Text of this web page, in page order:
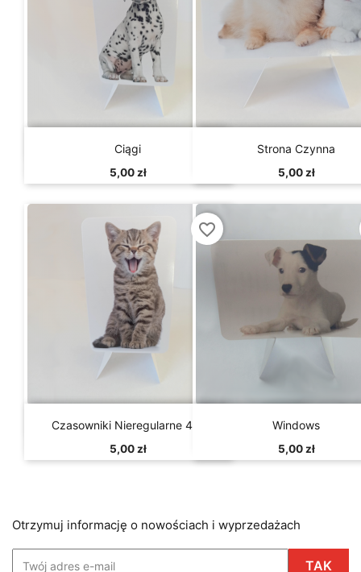
Szybki podgląd
Ciągi
5,00 zł
Szybki podgląd
Strona Czynna
5,00 zł
Szybki podgląd
Czasowniki Nieregularne 4/4
5,00 zł
favorite_border
Szybki podgląd
Windows
5,00 zł
Otrzymuj informację o nowościach i wyprzedażach